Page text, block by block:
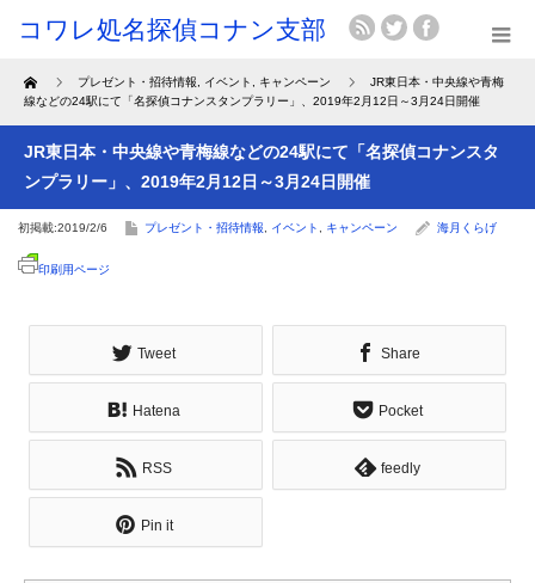
Home プレゼント・招待情報 イベント キャンペーン
JR東日本・中央線や青梅
線などの24駅にて「名探偵コナンスタンプラリー」、2019年2月12日～3月24日開催
JR東日本・中央線や青梅線などの24駅にて「名探偵コナンスタ
ンプラリー」、2019年2月12日～3月24日開催
初掲載:2019/2/6 プレゼント・招待情報 イベント キャンペーン 海月くらげ
印刷用ページ
Tweet Share
Hatena Pocket
RSS feedly
Pin it